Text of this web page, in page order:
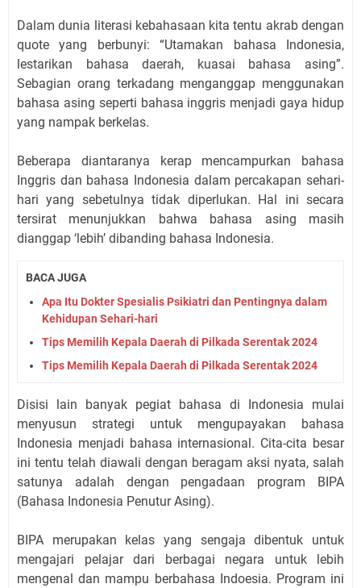
Dalam dunia literasi kebahasaan kita tentu akrab dengan
quote yang berbunyi: “Utamakan bahasa Indonesia,
lestarikan bahasa daerah, kuasai bahasa asing”.
Sebagian orang terkadang menganggap menggunakan
bahasa asing seperti bahasa inggris menjadi gaya hidup
yang nampak berkelas.
Beberapa diantaranya kerap mencampurkan bahasa
Inggris dan bahasa Indonesia dalam percakapan sehari-
hari yang sebetulnya tidak diperlukan. Hal ini secara
tersirat menunjukkan bahwa bahasa asing masih
dianggap ‘lebih’ dibanding bahasa Indonesia.
BACA JUGA
Apa Itu Dokter Spesialis Psikiatri dan Pentingnya dalam
Kehidupan Sehari-hari
Tips Memilih Kepala Daerah di Pilkada Serentak 2024
Tips Memilih Kepala Daerah di Pilkada Serentak 2024
Disisi lain banyak pegiat bahasa di Indonesia mulai
menyusun strategi untuk mengupayakan bahasa
Indonesia menjadi bahasa internasional. Cita-cita besar
ini tentu telah diawali dengan beragam aksi nyata, salah
satunya adalah dengan pengadaan program BIPA
(Bahasa Indonesia Penutur Asing).
BIPA merupakan kelas yang sengaja dibentuk untuk
mengajari pelajar dari berbagai negara untuk lebih
mengenal dan mampu berbahasa Indoesia. Program ini